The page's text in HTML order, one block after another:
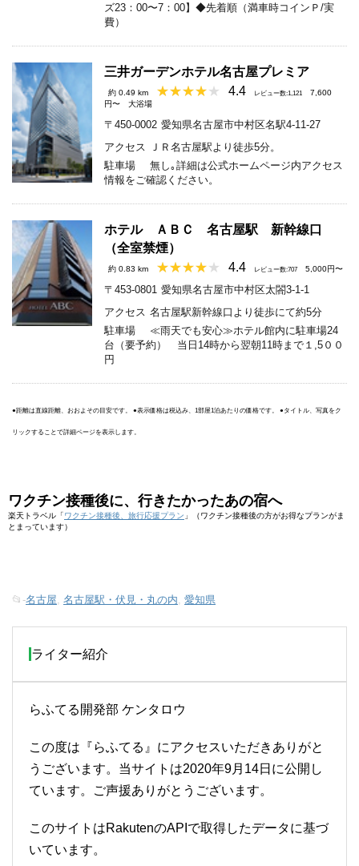
ズ23：00〜7：00】◆先着順（満車時コインＰ/実
費）
三井ガーデンホテル名古屋プレミア
約 0.49 km 4.4 レビュー数:1,121
7,600
円〜
大浴場
〒450-0002 愛知県名古屋市中村区名駅4-11-27
アクセス
ＪＲ名古屋駅より徒歩5分。
駐車場
無し｡詳細は公式ホームページ内アクセス
情報をご確認ください。
ホテル ＡＢＣ 名古屋駅 新幹線口
（全室禁煙）
約 0.83 km 4.4 レビュー数:707 5,000円〜
〒453-0801 愛知県名古屋市中村区太閤3-1-1
アクセス 名古屋駅新幹線口より徒歩にて約5分
駐車場
≪雨天でも安心≫ホテル館内に駐車場24
台（要予約） 当日14時から翌朝11時まで１,5００
円
●距離は直線距離、おおよその目安です。 ●表示価格は税込み、1部屋1泊あたりの価格です。 ●タイトル、写真をク
リックすることで詳細ページを表示します。
ワクチン接種後に、行きたかったあの宿へ
楽天トラベル「ワクチン接種後、旅行応援プラン 」（ワクチン接種後の方がお得なプランがま
とまっています）
📂-名古屋, 名古屋駅・伏見・丸の内, 愛知県
ライター紹介
らふてる開発部 ケンタロウ
この度は『らふてる』にアクセスいただきありがと
うございます。当サイトは2020年9月14日に公開し
ています。ご声援ありがとうございます。
このサイトはRakutenのAPIで取得したデータに基づ
いています。